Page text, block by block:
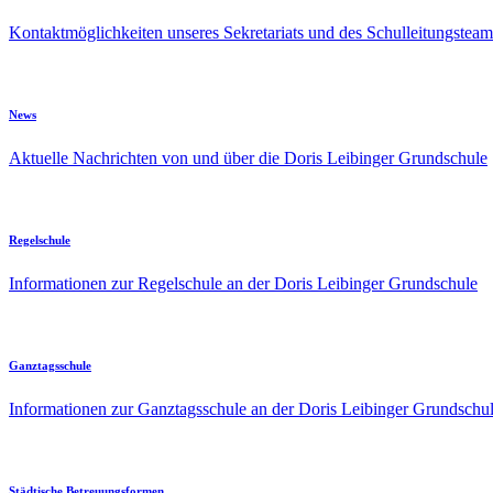
Kontaktmöglichkeiten unseres Sekretariats und des
News
Aktuelle Nachrichten von und über die Doris Leibinger Grundschule
Regelschule
Informationen zur Regelschule an der Doris Leibinger Grundschule
Ganztagsschule
Informationen zur Ganztagsschule an der Doris Leibinger